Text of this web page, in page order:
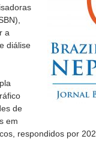
a
diálise
de
em
respondidos por